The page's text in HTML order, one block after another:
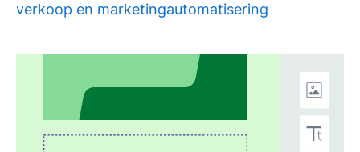
verkoop en marketingautomatisering